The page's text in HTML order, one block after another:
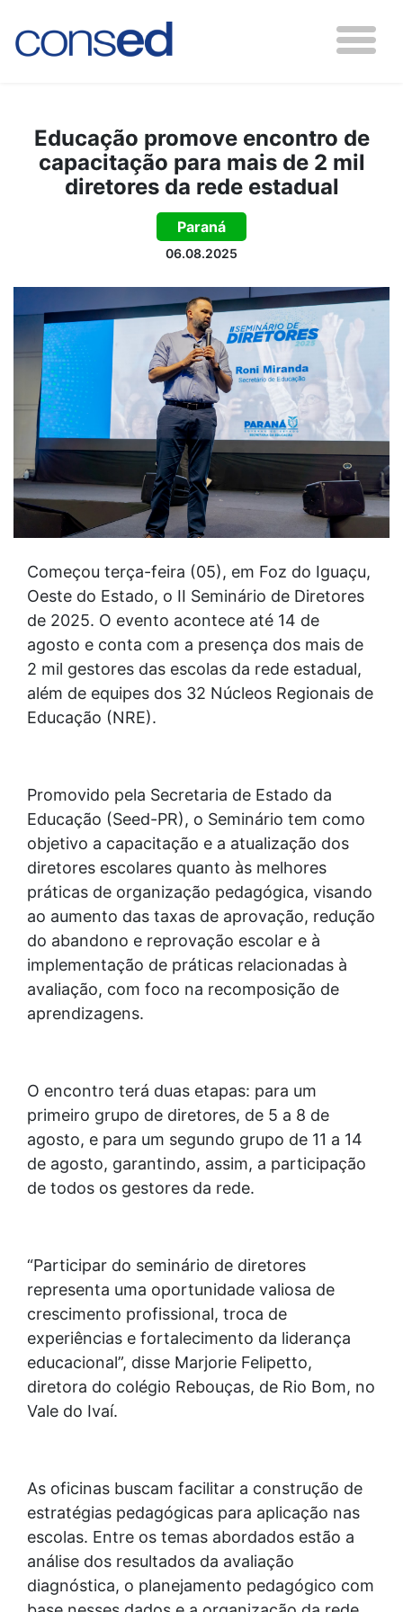
Educação promove encontro de
capacitação para mais de 2 mil
diretores da rede estadual
Paraná
06.08.2025
Começou terça-feira (05), em Foz do Iguaçu,
Oeste do Estado, o II Seminário de Diretores
de 2025. O evento acontece até 14 de
agosto e conta com a presença dos mais de
2 mil gestores das escolas da rede estadual,
além de equipes dos 32 Núcleos Regionais de
Educação (NRE).
Promovido pela Secretaria de Estado da
Educação (Seed-PR), o Seminário tem como
objetivo a capacitação e a atualização dos
diretores escolares quanto às melhores
práticas de organização pedagógica, visando
ao aumento das taxas de aprovação, redução
do abandono e reprovação escolar e à
implementação de práticas relacionadas à
avaliação, com foco na recomposição de
aprendizagens.
O encontro terá duas etapas: para um
primeiro grupo de diretores, de 5 a 8 de
agosto, e para um segundo grupo de 11 a 14
de agosto, garantindo, assim, a participação
de todos os gestores da rede.
“Participar do seminário de diretores
representa uma oportunidade valiosa de
crescimento profissional, troca de
experiências e fortalecimento da liderança
educacional”, disse Marjorie Felipetto,
diretora do colégio Rebouças, de Rio Bom, no
Vale do Ivaí.
As oficinas buscam facilitar a construção de
estratégias pedagógicas para aplicação nas
escolas. Entre os temas abordados estão a
análise dos resultados da avaliação
diagnóstica, o planejamento pedagógico com